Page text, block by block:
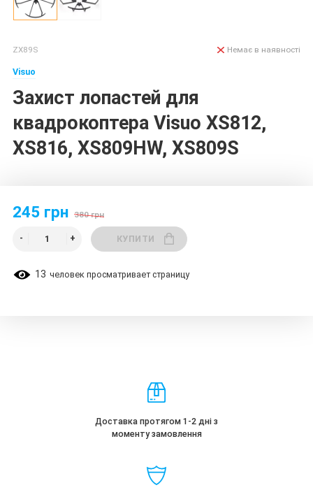
ZX89S
Visuo
Захист лопастей для
квадрокоптера Visuo XS812,
XS816, XS809HW, XS809S
Немає в наявності
245 грн 380 грн
КУПИТИ
13 человек просматривает страницу
Доставка протягом 1-2 дні з
моменту замовлення